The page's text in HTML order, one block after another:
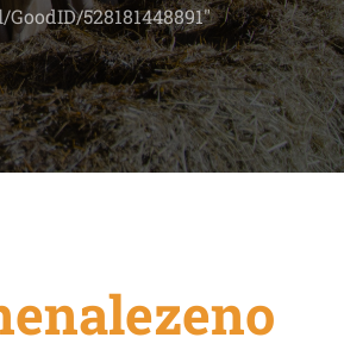
528181448891"